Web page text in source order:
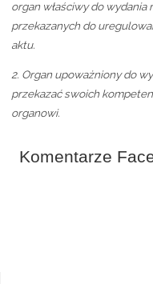
organ właściwy do
przekazanych do
aktu.
2. Organ upoważniony do
przekazać swoich
organowi.
Komentarze